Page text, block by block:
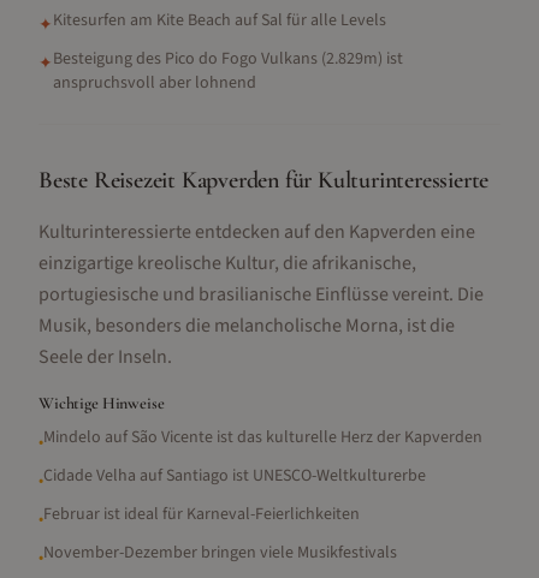
✦Kitesurfen am Kite Beach auf Sal für alle Levels
✦Besteigung des Pico do Fogo Vulkans (2.829m) ist
anspruchsvoll aber lohnend
Beste Reisezeit Kapverden für Kulturinteressierte
Kulturinteressierte entdecken auf den Kapverden eine
einzigartige kreolische Kultur, die afrikanische,
portugiesische und brasilianische Einflüsse vereint. Die
Musik, besonders die melancholische Morna, ist die
Seele der Inseln.
Wichtige Hinweise
•Mindelo auf São Vicente ist das kulturelle Herz der Kapverden
•Cidade Velha auf Santiago ist UNESCO-Weltkulturerbe
•Februar ist ideal für Karneval-Feierlichkeiten
•November-Dezember bringen viele Musikfestivals